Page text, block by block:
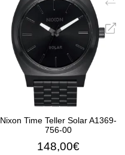
Nixon Time Teller Solar A1369-
756-00
148,00€